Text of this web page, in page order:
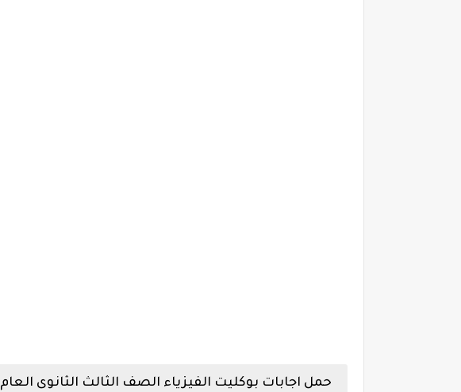
حمل اجابات بوكليت الفيزياء الصف الثالث الثانوى العام